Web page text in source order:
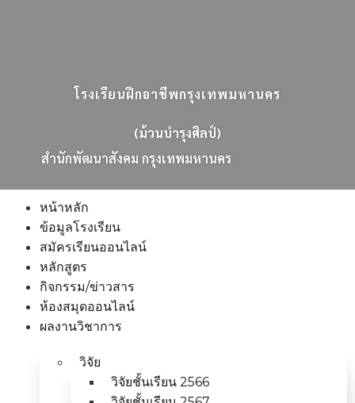
โรงเรียนฝึกอาชีพกรุงเทพมหานคร
(ม้วนบำรุงศิลป์)
สนกพฒนาสงคม กรงเทพมหานคร
หน้าหลัก
ข้อมูลโรงเรียน
สมัครเรียนออนไลน์
หลักสูตร
กิจกรรม/ข่าวสาร
ห้องสมุดออนไลน์
ผลงานวิชาการ
วิจัย
วิจัยชั้นเรียน 2566